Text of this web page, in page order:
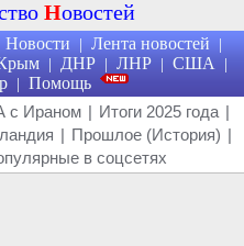
Новостей
Новости | Лента новостей |
| ДНР | ЛНР | США |
| Помощь
с Ираном | Итоги 2025 года |
| Прошлое (История) |
в соцсетях